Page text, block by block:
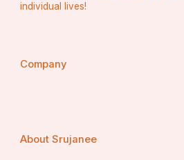
individual lives!
Company
About Srujanee